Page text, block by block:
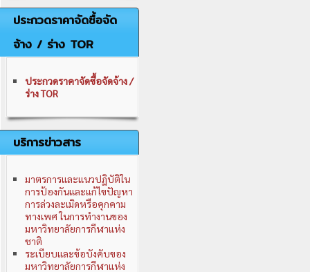
ประกวดราคาจัดซื้อจัด
จ้าง / ร่าง TOR
ประกวดราคาจัดซื้อจัดจ้าง /
ร่าง TOR
บริการข่าวสาร
มาตรการและแนวปฏิบัติใน
การป้องกันและแก้ไขปัญหา
การล่วงละเมิดหรือคุกคาม
ทางเพศ ในการทำงานของ
มหาวิทยาลัยการกีฬาแห่ง
ชาติ
ระเบียบและข้อบังคับของ
มหาวิทยาลัยการกีฬาแห่ง